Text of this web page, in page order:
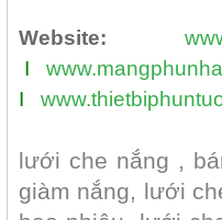
Website:
I
I
lưới che nắng ,
giàm nắng, lưới